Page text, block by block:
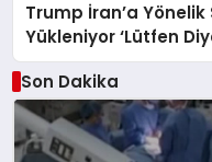
Trump İran’a
Yükleniyor ‘Lütfen
Son Dakika